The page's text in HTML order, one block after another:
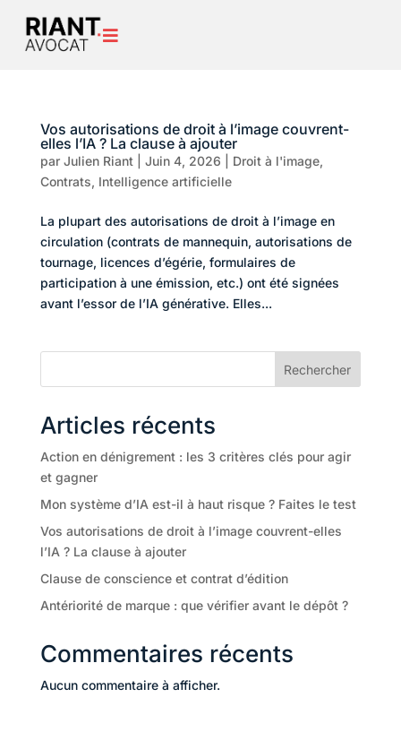

Vos autorisations de droit à l’image couvrent-
elles l’IA ? La clause à ajouter
par Julien Riant| Juin 4, 2026 Droit à l'image,
Contrats, Intelligence artificielle
La plupart des autorisations de droit à l’image en
circulation (contrats de mannequin, autorisations de
tournage, licences d’égérie, formulaires de
participation à une émission, etc.) ont été signées
avant l’essor de l’IA générative. Elles...
Rechercher
Articles récents
Action en dénigrement : les 3 critères clés pour agir
et gagner
Mon système d’IA est-il à haut risque ? Faites le test
Vos autorisations de droit à l’image couvrent-elles
l’IA ? La clause à ajouter
Clause de conscience et contrat d’édition
Antériorité de marque : que vérifier avant le dépôt ?
Commentaires récents
Aucun commentaire à afficher.